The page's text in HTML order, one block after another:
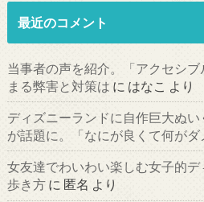
最近のコメント
当事者の声を紹介。「アクセシ
まる弊害と対策は に はなこ より
ディズニーランドに自作巨大ぬ
が話題に。「なにが良くて何がダ
女友達でわいわい楽しむ女子的
歩き方に 匿名 より